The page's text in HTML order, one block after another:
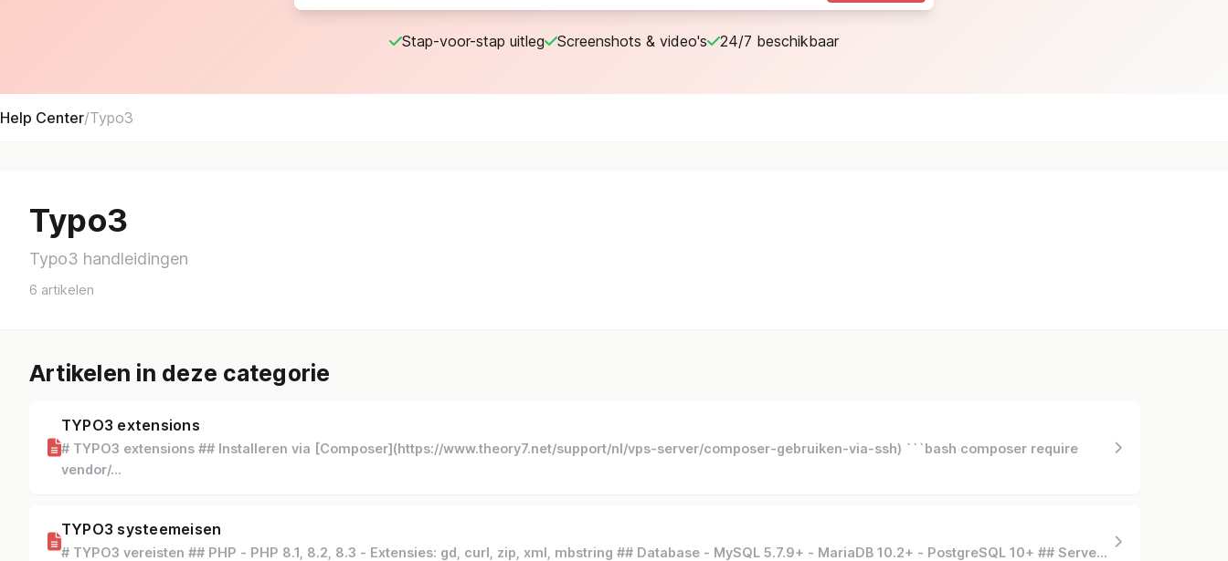
Stap-voor-stap uitleg Screenshots & video's 24/7 beschikbaar
Help Center/Typo3
Typo3
Typo3 handleidingen
6 artikelen
Artikelen in deze categorie
TYPO3 extensions
# TYPO3 extensions ## Installeren via [Composer](https://www.theory7.net/support/nl/vps-server/composer-gebruiken-via-ssh) ```bash composer require
vendor/...
TYPO3 systeemeisen
# TYPO3 vereisten ## PHP - PHP 8.1, 8.2, 8.3 - Extensies: gd, curl, zip, xml, mbstring ## Database - MySQL 5.7.9+ - MariaDB 10.2+ - PostgreSQL 10+ ## Serve...